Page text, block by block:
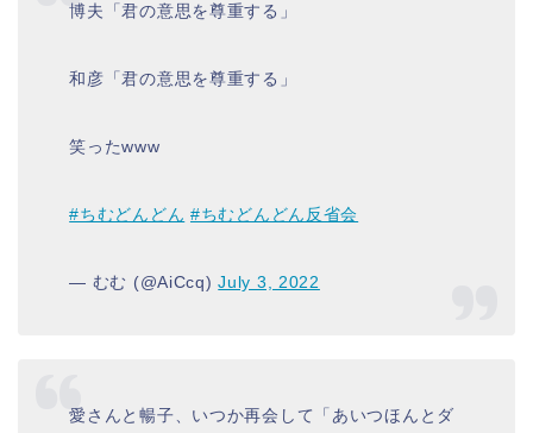
博夫「君の意思を尊重する」
和彦「君の意思を尊重する」
笑ったwww
#ちむどんどん #ちむどんどん反省会
— むむ (@AiCcq)July 3, 2022
愛さんと暢子、いつか再会して「あいつほんとダ